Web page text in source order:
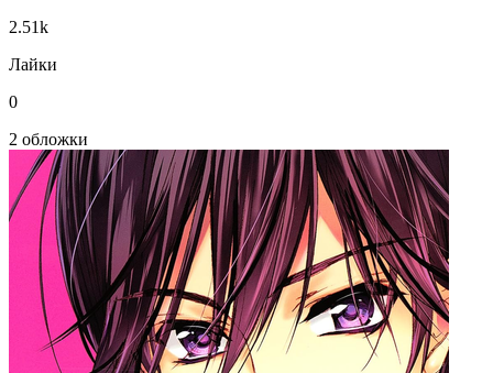
2.51k
Лайки
0
2 обложки